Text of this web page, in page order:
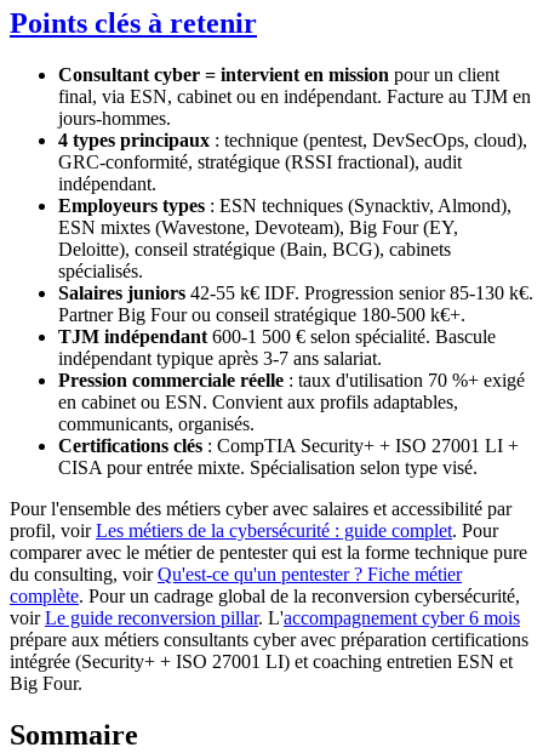
Points clés à retenir
Consultant cyber = intervient en mission pour un client
final, via ESN, cabinet ou en indépendant. Facture au TJM en
jours-hommes.
4 types principaux : technique (pentest, DevSecOps, cloud),
GRC-conformité, stratégique (RSSI fractional), audit
indépendant.
Employeurs types : ESN techniques (Synacktiv, Almond),
ESN mixtes (Wavestone, Devoteam), Big Four (EY,
Deloitte), conseil stratégique (Bain, BCG), cabinets
spécialisés.
Salaires juniors 42-55 k€ IDF. Progression senior 85-130 k€.
Partner Big Four ou conseil stratégique 180-500 k€+.
TJM indépendant 600-1 500 € selon spécialité. Bascule
indépendant typique après 3-7 ans salariat.
Pression commerciale réelle : taux d'utilisation 70 %+ exigé
en cabinet ou ESN. Convient aux profils adaptables,
communicants, organisés.
Certifications clés : CompTIA Security+ + ISO 27001 LI +
CISA pour entrée mixte. Spécialisation selon type visé.
Pour l'ensemble des métiers cyber avec salaires et accessibilité par
profil, voirLes métiers de la cybersécurité : guide complet. Pour
comparer avec le métier de pentester qui est la forme technique pure
du consulting, voirQu'est-ce qu'un pentester ? Fiche métier
complète. Pour un cadrage global de la reconversion cybersécurité,
voirLe guide reconversion pillar. L'accompagnement cyber 6 mois
prépare aux métiers consultants cyber avec préparation certifications
intégrée (Security+ + ISO 27001 LI) et coaching entretien ESN et
Big Four.
Sommaire